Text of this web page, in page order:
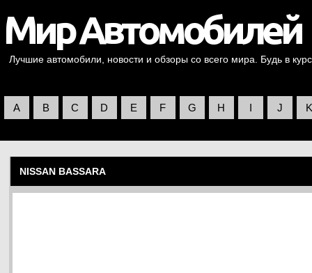
Лучшие автомобили, новости и обзоры со всего мира. Будь в
A B C D E F G H I J K
NISSAN BASSARA